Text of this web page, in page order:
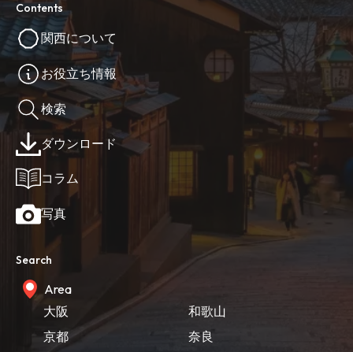
Contents
関西について
お役立ち情報
検索
ダウンロード
コラム
写真
Search
Area
大阪
京都
和歌山
奈良